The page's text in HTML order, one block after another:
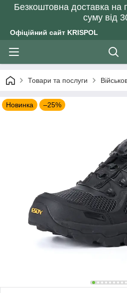
Безкоштовна доставка на
суму від
Офіційний сайт KRISPOL
Товари та послуги
Новинка –25%